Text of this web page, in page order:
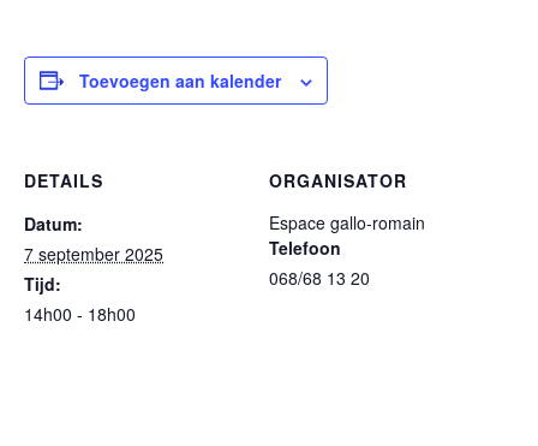
Toevoegen aan kalender
DETAILS
Datum:
7 september 2025
Tijd:
14h00 - 18h00
ORGANISATOR
Espace gallo-romain
Telefoon
068/68 13 20